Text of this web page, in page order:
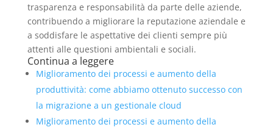
trasparenza e responsabilità da parte delle aziende,
contribuendo a migliorare la reputazione aziendale e
a soddisfare le aspettative dei clienti sempre più
attenti alle questioni ambientali e sociali.
Continua a leggere
Miglioramento dei processi e aumento della
produttività: come abbiamo ottenuto successo con
la migrazione a un gestionale cloud
Miglioramento dei processi e aumento della